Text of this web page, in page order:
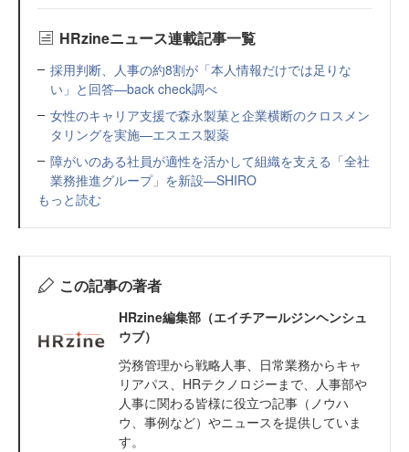
HRzineニュース連載記事一覧
採用判断、人事の約8割が「本人情報だけでは足りな
い」と回答—back check調べ
女性のキャリア支援で森永製菓と企業横断のクロスメン
タリングを実施—エスエス製薬
障がいのある社員が適性を活かして組織を支える「全社
業務推進グループ」を新設—SHIRO
もっと読む
この記事の著者
HRzine編集部（エイチアールジンヘンシュ
ウブ）
労務管理から戦略人事、日常業務からキャ
リアパス、HRテクノロジーまで、人事部や
人事に関わる皆様に役立つ記事（ノウハ
ウ、事例など）やニュースを提供していま
す。